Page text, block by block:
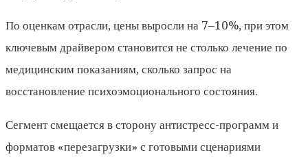
По оценкам отрасли, цены выросли на 7–10%, при этом
ключевым драйвером становится не столько лечение по
медицинским показаниям, сколько запрос на
восстановление психоэмоционального состояния.
Сегмент смещается в сторону антистресс-программ и
форматов «перезагрузки» с готовыми сценариями